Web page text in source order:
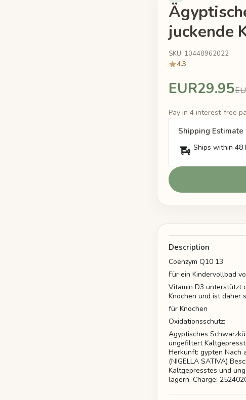
juckende
SKU: 10448962022
4.3
EUR29.95
Pay in 4 interest-free
Shipping Estimate
Ships within 48
Description
Coenzym Q10 13
Für ein Kindervollbad
Vitamin D3 unterstützt
Knochen und ist daher
für Knochen
Oxidationsschutz:
Ägyptisches
ungefiltert
Herkunft: gypten Nach
(NIGELLA SATIVA)
Kaltgepresstes und
lagern. Charge: